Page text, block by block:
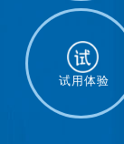
试用体验